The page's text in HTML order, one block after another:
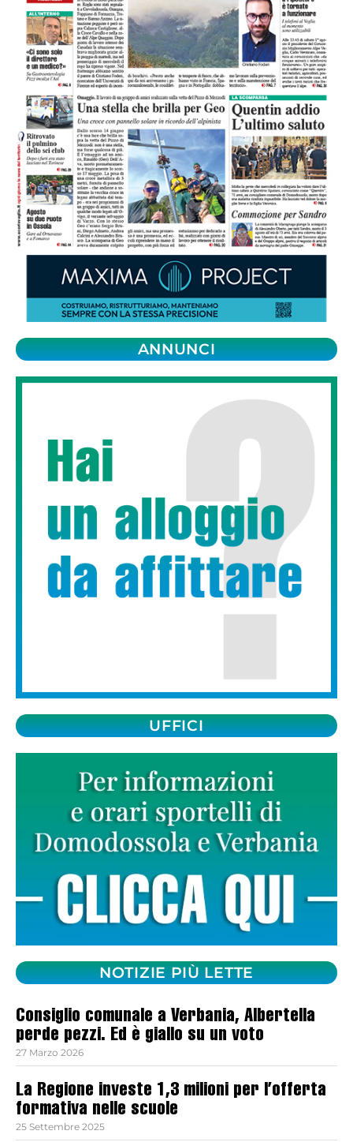
ANNUNCI
UFFICI
NOTIZIE PIÙ LETTE
Consiglio comunale a Verbania, Albertella
perde pezzi. Ed è giallo su un voto
27 Marzo 2026
La Regione investe 1,3 milioni per l’offerta
formativa nelle scuole
25 Settembre 2025